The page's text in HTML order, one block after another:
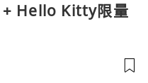
Hello Kitty限量